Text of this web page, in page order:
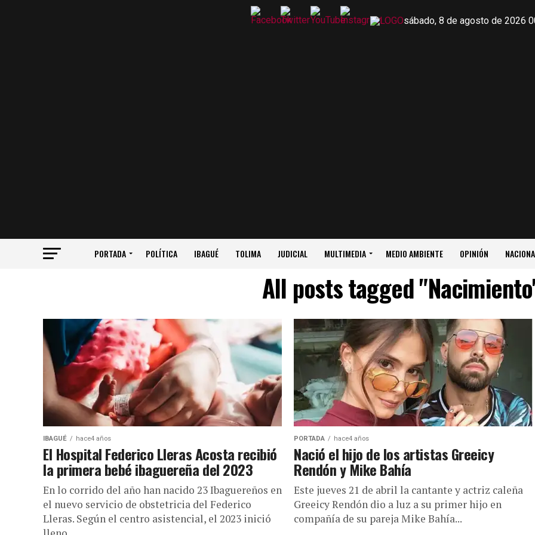
sábado, 8 de agosto de 2026
PORTADA POLÍTICA IBAGUÉ TOLIMA JUDICIAL MULTIMEDIA MEDIO AMBIENTE OPINIÓN
All posts tagged
IBAGUÉ hace4 años
El Hospital Federico Lleras Acosta recibió
la primera bebé ibaguereña del 2023
En lo corrido del año han nacido 23 Ibaguereños en
el nuevo servicio de obstetricia del Federico
Lleras. Según el centro asistencial, el 2023 inició
PORTADA hace4 años
Nació el hijo de los artistas Greeicy
Rendón y Mike Bahía
Este jueves 21 de abril la cantante y actriz caleña
Greeicy Rendón dio a luz a su primer hijo en
compañía de su pareja Mike Bahía...